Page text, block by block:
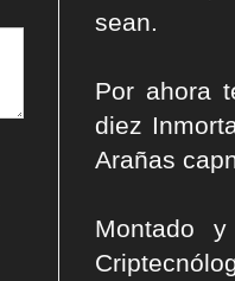
sean.
Por ahora
diez
Arañas
Montado